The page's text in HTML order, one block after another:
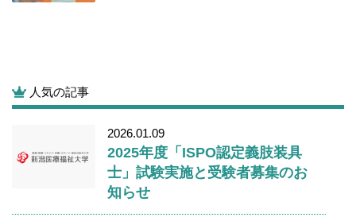
人気の記事
2026.01.09
2025年度「ISPO認定義肢装具
士」試験実施と受験者募集のお
知らせ